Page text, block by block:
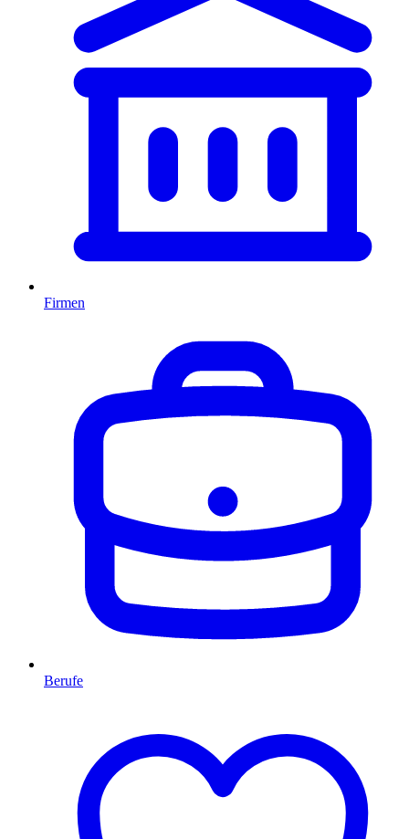
Firmen
Berufe